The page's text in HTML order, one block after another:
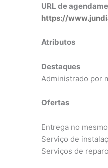
URL de
https://
Atributos
Destaques
Administrado por
Ofertas
Entrega no
Serviço de
Serviços de